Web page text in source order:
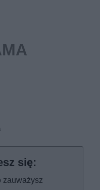
zauważysz